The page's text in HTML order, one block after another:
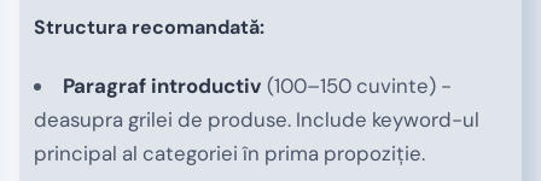
Structura recomandată:
Paragraf introductiv (100–150 cuvinte) -
deasupra grilei de produse. Include keyword-ul
principal al categoriei în prima propoziție.